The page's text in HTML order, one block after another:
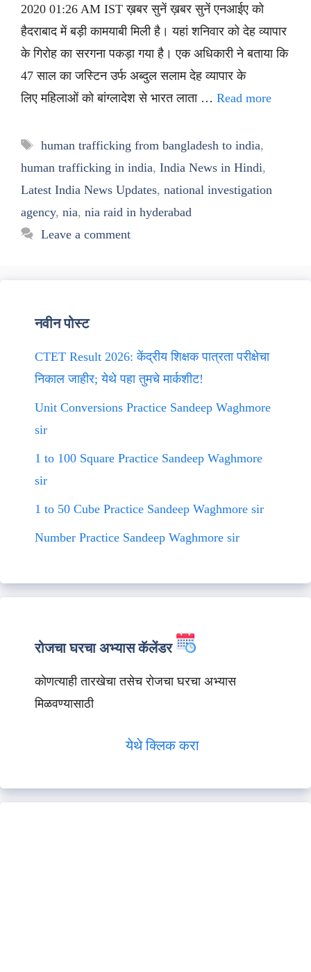
2020 01:26 AM IST ख़बर सुनें ख़बर सुनें एनआईए को
हैदराबाद में बड़ी कामयाबी मिली है। यहां शनिवार को देह व्यापार
के गिरोह का सरगना पकड़ा गया है। एक अधिकारी ने बताया कि
47 साल का जस्टिन उर्फ अब्दुल सलाम देह व्यापार के
लिए महिलाओं को बांग्लादेश से भारत लाता … Read more
Tags
human trafficking from bangladesh to india,
human trafficking in india, India News in Hindi,
Latest India News Updates, national investigation
agency, nia, nia raid in hyderabad
Leave a comment
नवीन पोस्ट
CTET Result 2026: केंद्रीय शिक्षक पात्रता परीक्षेचा
निकाल जाहीर; येथे पहा तुमचे मार्कशीट!
Unit Conversions Practice Sandeep Waghmore
sir
1 to 100 Square Practice Sandeep Waghmore
sir
1 to 50 Cube Practice Sandeep Waghmore sir
Number Practice Sandeep Waghmore sir
रोजचा घरचा अभ्यास कॅलेंडर
कोणत्याही तारखेचा तसेच रोजचा घरचा अभ्यास
मिळवण्यासाठी
येथे क्लिक करा